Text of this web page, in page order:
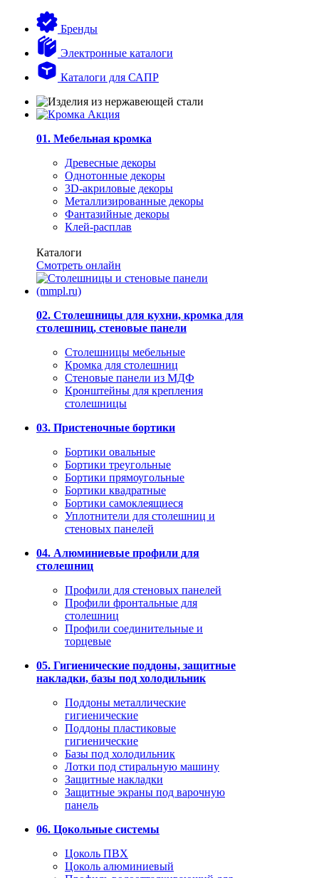
Бренды
Электронные каталоги
Каталоги для САПР
01. Мебельная кромка
Древесные декоры
Однотонные декоры
3D-акриловые декоры
Металлизированные декоры
Фантазийные декоры
Клей-расплав
Каталоги
Смотреть онлайн
02. Столешницы для кухни, кромка для
столешниц, стеновые панели
Столешницы мебельные
Кромка для столешниц
Стеновые панели из МДФ
Кронштейны для крепления
столешницы
03. Пристеночные бортики
Бортики овальные
Бортики треугольные
Бортики прямоугольные
Бортики квадратные
Бортики самоклеящиеся
Уплотнители для столешниц и
стеновых панелей
04. Алюминиевые профили для
столешниц
Профили для стеновых панелей
Профили фронтальные для
столешниц
Профили соединительные и
торцевые
05. Гигиенические поддоны, защитные
накладки, базы под холодильник
Поддоны металлические
гигиенические
Поддоны пластиковые
гигиенические
Базы под холодильник
Лотки под стиральную машину
Защитные накладки
Защитные экраны под варочную
панель
06. Цокольные системы
Цоколь ПВХ
Цоколь алюминиевый